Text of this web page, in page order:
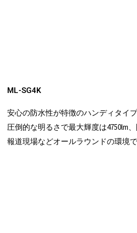
ML-SG4K
安心の防水性が特徴のハンディタイ
圧倒的な明るさで最大輝度は4750lm
報道現場などオールラウンドの環境